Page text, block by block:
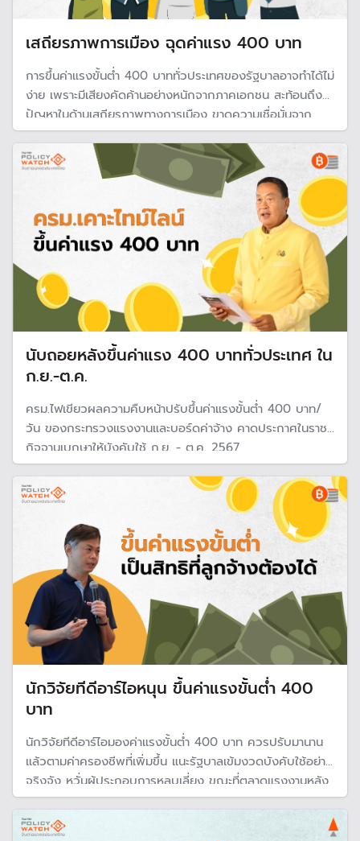
เสถียรภาพการเมือง ฉุดค่าแรง 400 บาท
การขึ้นค่าแรงขั้นต่ำ 400 บาททั่วประเทศของรัฐบาลอาจทำได้ไม่
ง่าย เพราะมีเสียงคัดค้านอย่างหนักจากภาคเอกชน สะท้อนถึง
ปัญหาในด้านเสถียรภาพทางการเมือง ขาดความเชื่อมั่นจาก
ประชาชน
นับถอยหลังขึ้นค่าแรง 400 บาททั่วประเทศ ใน
ก.ย.-ต.ค.
ครม.ไฟเขียวผลความคืบหน้าปรับขึ้นค่าแรงขั้นต่ำ 400 บาท/
วัน ของกระทรวงแรงงานและบอร์ดค่าจ้าง คาดประกาศในราช
กิจจานุเบกษาให้บังคับใช้ ก.ย. - ต.ค. 2567
นักวิจัยทีดีอาร์ไอหนุน ขึ้นค่าแรงขั้นต่ำ 400
บาท
นักวิจัยทีดีอาร์ไอมองค่าแรงขั้นต่ำ 400 บาท ควรปรับมานาน
แล้วตามค่าครองชีพที่เพิ่มขึ้น แนะรัฐบาลเข้มงวดบังคับใช้อย่าง
จริงจัง หวั่นผู้ประกอบการหลบเลี่ยง ขณะที่ตลาดแรงงานหลัง
โควิด-19 เริ่มเปลี่ยนไป แรงงานต้องพัฒนาทักษะ รองรับการ
ใช้เทคโนโลยี